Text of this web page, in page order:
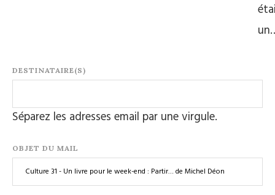
DESTINATAIRE(S)
Séparez les adresses email par une virgule.
OBJET DU MAIL